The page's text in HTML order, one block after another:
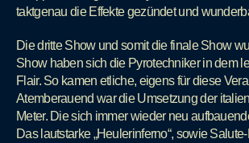
taktgenau die Effekte gezündet und
Die dritte Show und somit die finale Show
Show haben sich die Pyrotechniker in dem
Flair. So kamen etliche, eigens für diese
Atemberauend war die Umsetzung der
Meter. Die sich immer wieder neu
Das lautstarke „Heulerinferno“, sowie